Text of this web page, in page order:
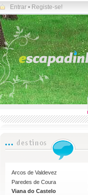
Entrar • Registe-se!
Arcos de Valdevez
Paredes de Coura
Viana do Castelo